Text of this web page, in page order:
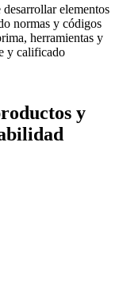
elementos
normas y códigos
herramientas y
y calificado
y